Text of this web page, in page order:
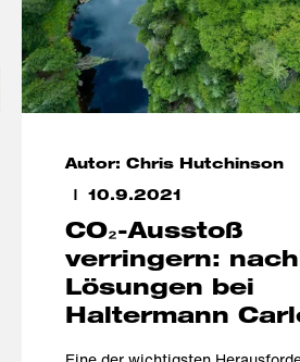
Autor: Chris Hutchinson
10.9.2021
CO₂-Ausstoß
verringern:
Lösungen bei
Haltermann